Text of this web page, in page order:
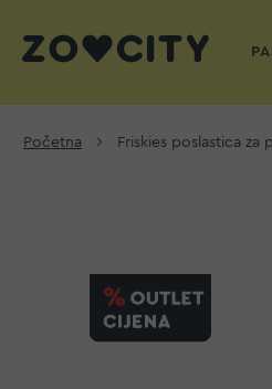
Početna Friskies poslastica za